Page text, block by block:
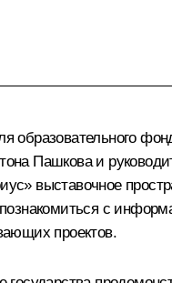
образовательного
Пашкова и
выставочное
с
проектов.